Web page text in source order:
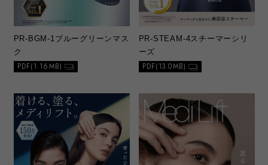
PR-BGM-1ブルーグリーンマス
ク
PDF(1.16MB)
PR-STEAM-4スチーマーシリ
ーズ
PDF(13.0MB)